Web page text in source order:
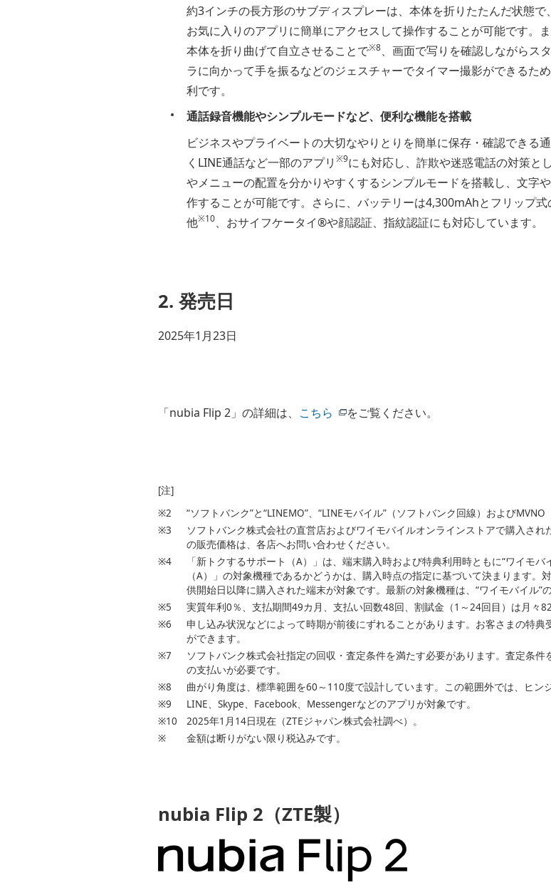
約3インチの長方形のサブディスプレーは、本体を折りたたんだ状態で
お気に入りのアプリに簡単にアクセスして操作することが可能です。
本体を折り曲げて自立させることで※8、画面で写りを確認しながらス
ラに向かって手を振るなどのジェスチャーでタイマー撮影ができるた
利です。
通話録音機能やシンプルモードなど、便利な機能を搭載
ビジネスやプライベートの大切なやりとりを簡単に保存・確認できる
くLINE通話など一部のアプリ ※9にも対応し、詐欺や迷惑電話の対策と
やメニューの配置を分かりやすくするシンプルモードを搭載し、文字
作することが可能です。さらに、バッテリーは4,300mAhとフリップ
他※10、おサイフケータイ®や顔認証、指紋認証にも対応しています。
2. 発売日
2025年1月23日
「nubia Flip 2」の詳細は、 こちら をご覧ください。
[注]
※2
“ソフトバンク”と“LINEMO”、“LINEモバイル”（ソフトバンク回線）および
※3
ソフトバンク株式会社の直営店およびワイモバイルオンラインストアで購入さ
の販売価格は、各店へお問い合わせください。
※4
「新トクするサポート（A）」は、端末購入時および特典利用時ともに“ワイモ
（A）」の対象機種であるかどうかは、購入時点の指定に基づいて決まります
供開始日以降に購入された端末が対象です。最新の対象機種は、“ワイモバイル”
※5
実質年利0％、支払期間49カ月、支払い回数48回、割賦金（1～24回目）は月々
※6
申し込み状況などによって時期が前後にずれることがあります。お客さまの特
ができます。
※7
ソフトバンク株式会社指定の回収・査定条件を満たす必要があります。査定条件
の支払いが必要です。
※8
曲がり角度は、標準範囲を60～110度で設計しています。この範囲外では、ヒン
※9
LINE、Skype、Facebook、Messengerなどのアプリが対象です。
※10
2025年1月14日現在（ZTEジャパン株式会社調べ）。
※
金額は断りがない限り税込みです。
nubia Flip 2（ZTE製）